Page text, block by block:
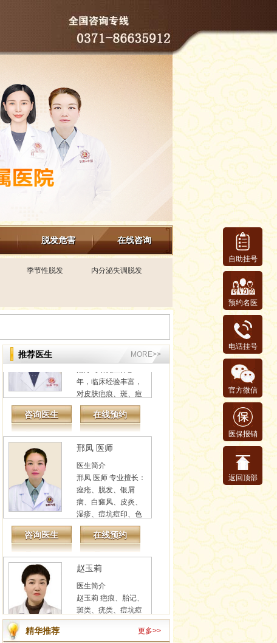
脱发危害 在线咨询
季节性脱发 内分泌失调脱发
MORE>>
推荐医生
赵玉莉 疤痕、胎记、
斑类、疣类、痘坑痘
印、色素沉着、白癜
风、痤疮、皮炎、湿
疹、荨麻疹、脱发...
详情
咨询医生
杨红丽
床治疗与研究工作多
年，临床经验丰富，
对皮肤疤痕、斑、痘
坑痘印、红血丝、...
咨询医生 在线预约
何景
何景 从事皮肤病临床
治疗与研究工作多
年，临床经验丰富，
对皮肤疤痕、斑、痘
坑痘印、红血丝、...
详情
咨询医生 在线预约
邢凤 医师
医生简介
痤疮、脱发、银屑
病、白癜风、皮炎、
湿疹、痘坑痘印、色
素沉着、荨麻疹、胎
记...详情
咨询医生 在线预约
赵玉莉
医生简介
斑类、疣类、痘坑痘
印、色素沉着、白癜
风、痤疮、皮炎、湿
疹、荨麻疹、脱发...
详情
咨询医生
更多>>
精华推荐
自助挂号
预约名医
电话挂号
官方微信
医保报销
返回顶部